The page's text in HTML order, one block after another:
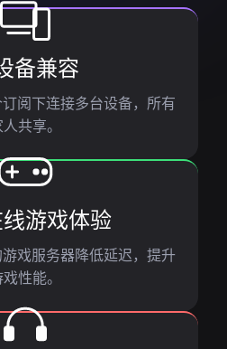
备兼容
阅下连接多台设备，所有
共享。
游戏体验
戏服务器降低延迟，提升
性能。